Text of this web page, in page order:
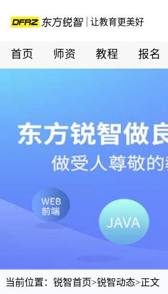
让教育更美好
首页 师资 教程 报名
当前位置： 锐智首页>锐智动态>正文